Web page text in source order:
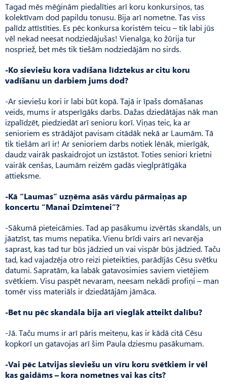
Tagad mēs mēģinām piedalīties arī koru konkursiņos, tas
kolektīvam dod papildu tonusu. Bija arī nometne. Tas viss
palīdz attīstīties. Es pēc konkursa koristēm teicu – tik labi jūs
vēl nekad neesat nodziedājušas! Vienalga, ko žūrija tur
nospriež, bet mēs tik tiešām nodziedājām no sirds.
-Ko sieviešu kora vadīšana līdztekus ar citu koru
vadīšanu un darbiem jums dod?
-Ar sieviešu kori ir labi būt kopā. Tajā ir īpašs domāšanas
veids, mums ir atsperīgāks darbs. Dažas dziedātājas nāk man
izpalīdzēt, piedziedāt arī senioru korī. Viņas teic, ka ar
senioriem es strādājot pavisam citādāk nekā ar Laumām. Tā
tik tiešām arī ir! Ar senioriem darbs notiek lēnāk, mierīgāk,
daudz vairāk paskaidrojot un izstāstot. Toties seniori krietni
vairāk cenšas, Laumām reizēm gadās vieglprātīgāka
attieksme.
-Kā “Laumas” uzņēma asās vārdu pārmaiņas ap
koncertu “Manai Dzimtenei”?
-Sākumā pieteicāmies. Tad ap pasākumu izvērtās skandāls, un
jāatzīst, tas mums nepatika. Vienu brīdi vairs arī nevarēja
saprast, kas tad tur būs jādzied un vai vispār būs jādzied. Taču
tad, kad vajadzēja otro reizi pieteikties, parādījās Cēsu svētku
datumi. Sapratām, ka labāk gatavosimies saviem vietējiem
svētkiem. Visu paspēt nevaram, neesam nekādi profiņi – man
tomēr viss materiāls ir dziedātājām jāmāca.
-Bet nu pēc skandāla bija arī vieglāk atteikt dalību?
-Jā. Taču mums ir arī pāris meiteņu, kas ir kādā citā Cēsu
kopkorī un gatavojas arī šim Paula dziesmu pasākumam.
-Vai pēc Latvijas sieviešu un vīru koru svētkiem ir vēl
kas gaidāms – kora nometnes vai kas cits?